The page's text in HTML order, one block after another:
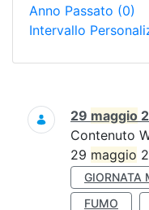
Anno Passato (0)
Intervallo
Ricerca
29 maggio
Contenuto
29 maggio
GIORNATA
FUMO